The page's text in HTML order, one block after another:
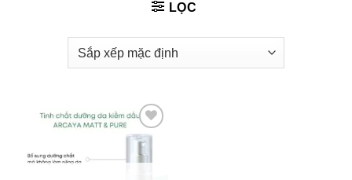
LỌC
Thích